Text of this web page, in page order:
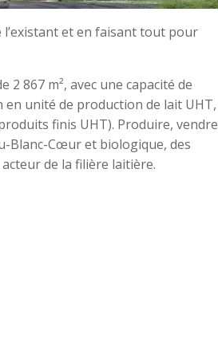
et en faisant tout pour
2 867 m², avec une capacité de
unité de production de lait UHT,
finis UHT). Produire, vendre
Blanc-Cœur et biologique, des
de la filière laitière.